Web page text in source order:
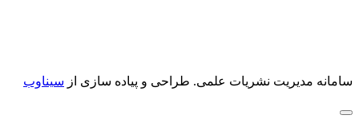
سامانه مدیریت نشریات علمی. طراحی و پیاده سازی از سیناوب